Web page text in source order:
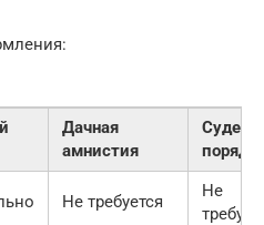
Дачная
амнистия
Не требуется
Не